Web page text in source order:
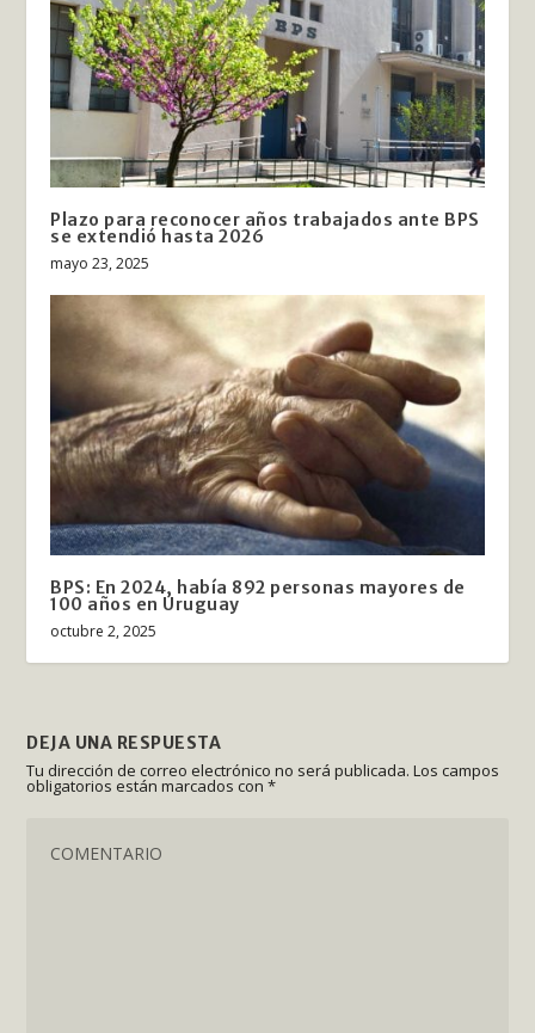
Plazo para reconocer años trabajados ante BPS
se extendió hasta 2026
mayo 23, 2025
BPS: En 2024, había 892 personas mayores de
100 años en Uruguay
octubre 2, 2025
DEJA UNA RESPUESTA
Tu dirección de correo electrónico no será publicada. Los campos
obligatorios están marcados con*